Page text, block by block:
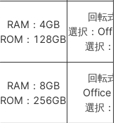
RAM：4GB
ROM：128GB
回転式
選択：
選択：
RAM：8GB
ROM：256GB
回転式
Office
選択：